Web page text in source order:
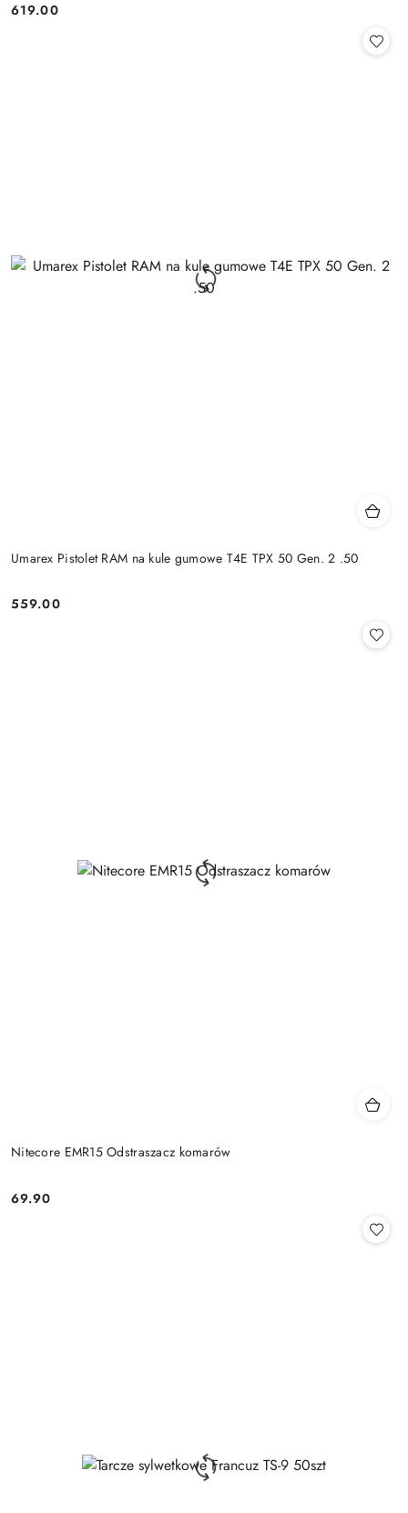
Cena:
619.00
Umarex Pistolet RAM na kule gumowe T4E TPX 50 Gen. 2 .50
Cena:
559.00
Nitecore EMR15 Odstraszacz komarów
Cena:
69.90